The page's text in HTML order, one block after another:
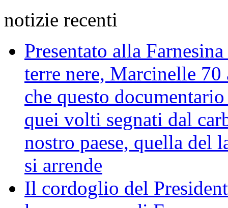
notizie recenti
Presentato alla
terre nere, Marcinelle
che questo
quei volti segnati dal
nostro paese, quella del
si arrende
Il cordoglio del